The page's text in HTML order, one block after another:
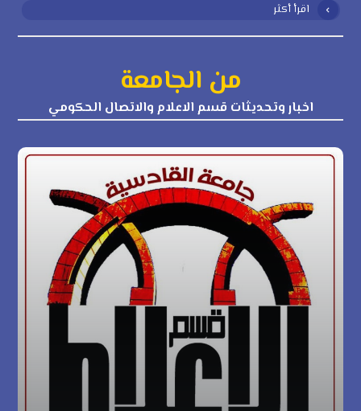
اقرأ أكثر
من الجامعة
اخبار وتحديثات قسم الاعلام والاتصال الحكومي